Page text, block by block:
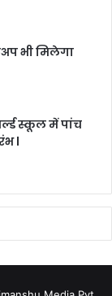
भी मिलेगा
स्कूल में पांच
l